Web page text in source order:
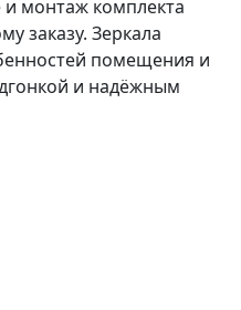
монтаж комплекта
заказу. Зеркала
помещения и
и надёжным